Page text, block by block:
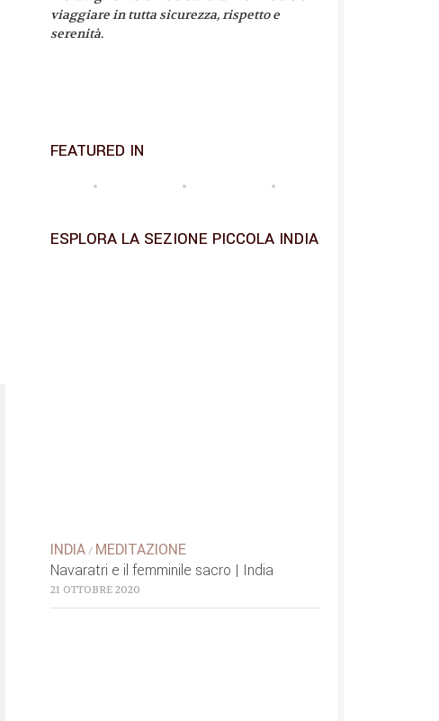
viaggiare in tutta sicurezza, rispetto e
serenità.
FEATURED IN
ESPLORA LA SEZIONE PICCOLA INDIA
INDIA / MEDITAZIONE
Navaratri e il femminile sacro | India
21 OTTOBRE 2020